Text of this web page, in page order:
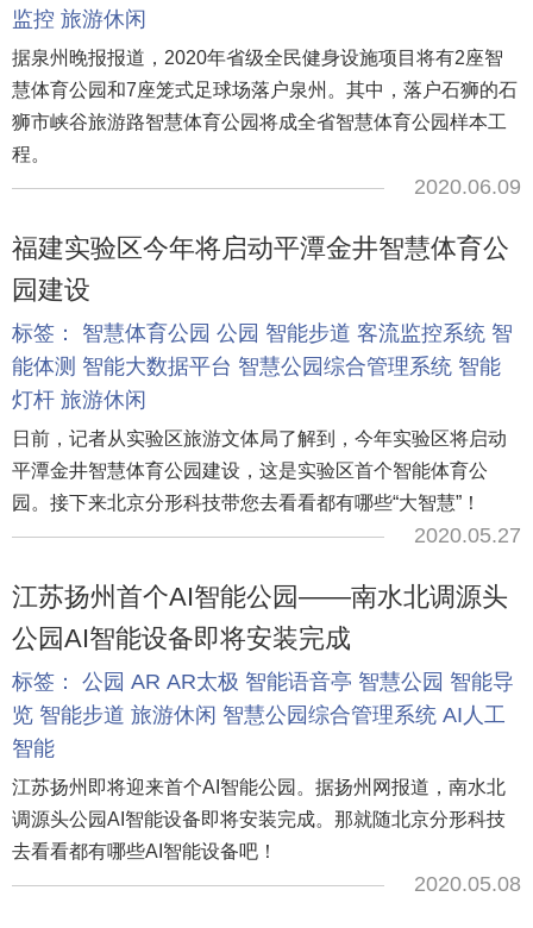
监控 旅游休闲
据泉州晚报报道，2020年省级全民健身设施项目将有2座智
慧体育公园和7座笼式足球场落户泉州。其中，落户石狮的石
狮市峡谷旅游路智慧体育公园将成全省智慧体育公园样本工
程。
2020.06.09
福建实验区今年将启动平潭金井智慧体育公
园建设
标签： 智慧体育公园 公园 智能步道 客流监控系统 智
能体测 智能大数据平台 智慧公园综合管理系统 智能
灯杆 旅游休闲
日前，记者从实验区旅游文体局了解到，今年实验区将启动
平潭金井智慧体育公园建设，这是实验区首个智能体育公
园。接下来北京分形科技带您去看看都有哪些“大智慧”！
2020.05.27
江苏扬州首个AI智能公园——南水北调源头
公园AI智能设备即将安装完成
标签： 公园 AR AR太极 智能语音亭 智慧公园 智能导
览 智能步道 旅游休闲 智慧公园综合管理系统 AI人工
智能
江苏扬州即将迎来首个AI智能公园。据扬州网报道，南水北
调源头公园AI智能设备即将安装完成。那就随北京分形科技
去看看都有哪些AI智能设备吧！
2020.05.08